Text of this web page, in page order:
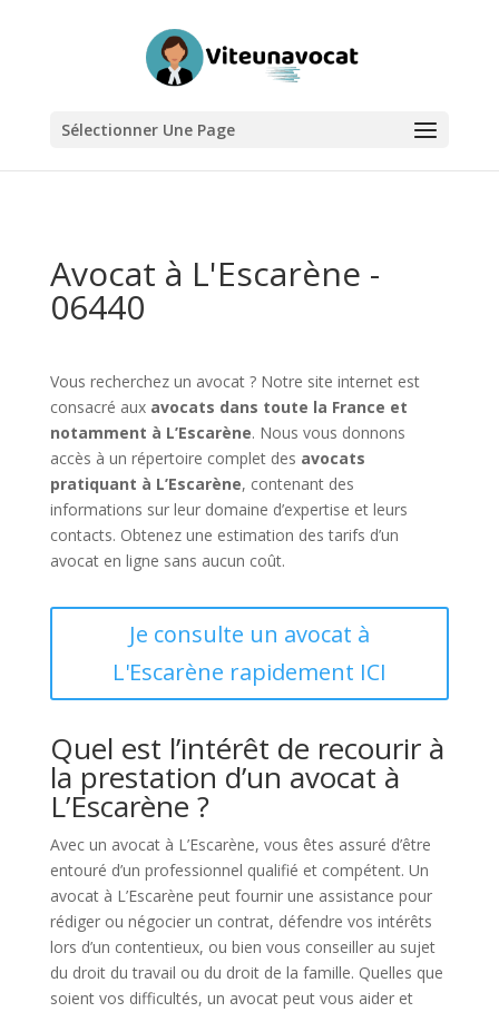
Sélectionner Une Page
Avocat à L'Escarène -
06440
Vous recherchez un avocat ? Notre site internet est
consacré aux avocats dans toute la France et
notamment à L’Escarène. Nous vous donnons
accès à un répertoire complet des avocats
pratiquant à L’Escarène, contenant des
informations sur leur domaine d’expertise et leurs
contacts. Obtenez une estimation des tarifs d’un
avocat en ligne sans aucun coût.
Je consulte un avocat à
L'Escarène rapidement ICI
Quel est l’intérêt de recourir à
la prestation d’un avocat à
L’Escarène ?
Avec un avocat à L’Escarène, vous êtes assuré d’être
entouré d’un professionnel qualifié et compétent. Un
avocat à L’Escarène peut fournir une assistance pour
rédiger ou négocier un contrat, défendre vos intérêts
lors d’un contentieux, ou bien vous conseiller au sujet
du droit du travail ou du droit de la famille. Quelles que
soient vos difficultés, un avocat peut vous aider et